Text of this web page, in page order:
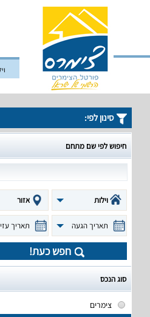
סינון לפי:
חיפוש לפי שם מתחם
וילות אזור
תאריך הגעה תאריך
חפש כעת!
סוג הנכס
צימרים